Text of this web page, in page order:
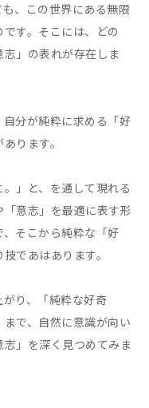
、この世界にある無限
す。そこには、どの
志」の表れが存在しま
分が純粋に求める「好
ります。
」と、を通して現れる
「意志」を最適に表す形
そこから純粋な「好
であはあります。
り、「純粋な好奇
で、自然に意識が向い
」を深く見つめてみま